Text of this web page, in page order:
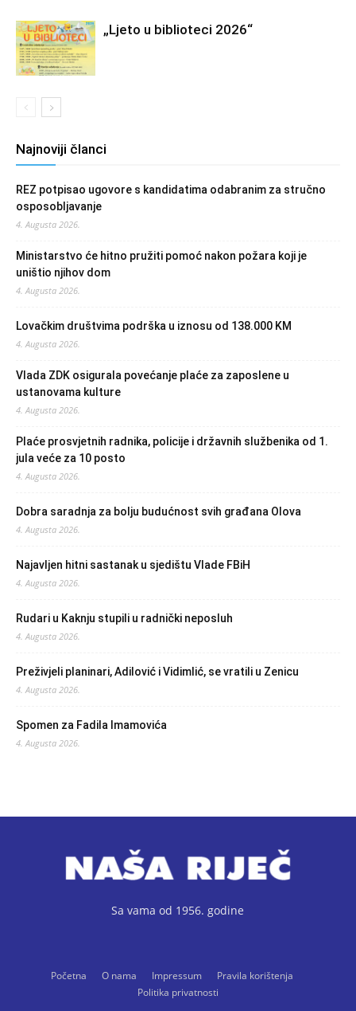
„Ljeto u biblioteci 2026“
Najnoviji članci
REZ potpisao ugovore s kandidatima odabranim za stručno
osposobljavanje
4. Augusta 2026.
Ministarstvo će hitno pružiti pomoć nakon požara koji je
uništio njihov dom
4. Augusta 2026.
Lovačkim društvima podrška u iznosu od 138.000 KM
4. Augusta 2026.
Vlada ZDK osigurala povećanje plaće za zaposlene u
ustanovama kulture
4. Augusta 2026.
Plaće prosvjetnih radnika, policije i državnih službenika od 1.
jula veće za 10 posto
4. Augusta 2026.
Dobra saradnja za bolju budućnost svih građana Olova
4. Augusta 2026.
Najavljen hitni sastanak u sjedištu Vlade FBiH
4. Augusta 2026.
Rudari u Kaknju stupili u radnički neposluh
4. Augusta 2026.
Preživjeli planinari, Adilović i Vidimlić, se vratili u Zenicu
4. Augusta 2026.
Spomen za Fadila Imamovića
4. Augusta 2026.
Sa vama od 1956. godine
Početna O nama Impressum
Pravila korištenja
Politika privatnosti